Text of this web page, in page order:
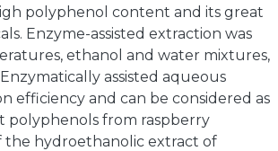
polyphenol content and its great
Enzyme-assisted extraction was
ethanol and water mixtures,
assisted aqueous
efficiency and can be considered as
polyphenols from raspberry
the hydroethanolic extract of